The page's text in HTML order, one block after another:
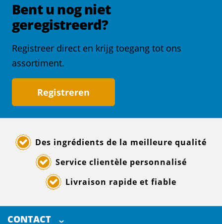
Bent u nog niet
geregistreerd?
Registreer direct en krijg toegang tot ons
assortiment.
Registreren
Des ingrédients de la meilleure qualité
Service clientèle personnalisé
Livraison rapide et fiable
CONTACT